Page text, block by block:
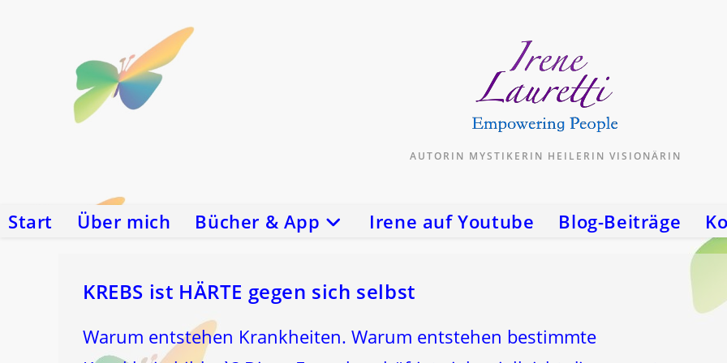
AUTORIN MYSTIKERIN HEILERIN VISIONÄRIN
Start Über mich Bücher & App Irene auf Youtube Blog-Beiträge
KREBS ist HÄRTE gegen sich selbst
Warum entstehen Krankheiten. Warum entstehen bestimmte